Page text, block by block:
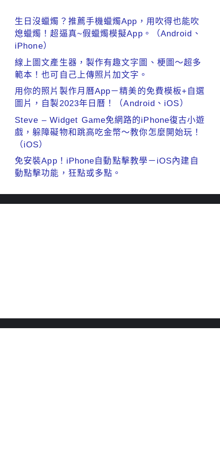
生日沒蠟燭？推薦手機蠟燭App，用吹得也能吹
熄蠟燭！超逼真~假蠟燭模擬App。（Android、
iPhone）
線上圖文產生器，製作有趣文字圖、梗圖～超多
範本！也可自己上傳照片加文字。
用你的照片製作月曆App－精美的免費模板+自選
圖片，自製2023年日曆！（Android、iOS）
Steve – Widget Game免網路的iPhone復古小遊
戲，躲障礙物和跳高吃金幣～教你怎麼開始玩！
（iOS）
免安裝App！iPhone自動點擊教學－iOS內建自
動點擊功能，狂點或多點。